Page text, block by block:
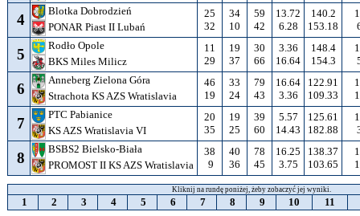
4
Blotka Dobrodzień
PONAR Piast II Lubań
25
32
34
10
59
42
13.72
6.28
140.2
153.18
5
Rodło Opole
BKS Miles Milicz
11
29
19
37
30
66
3.36
16.64
148.4
154.3
6
Anneberg Zielona Góra
Strachota KS AZS Wratislavia
46
19
33
24
79
43
16.64
3.36
122.91
109.33
7
PTC Pabianice
KS AZS Wratislavia VI
20
35
19
25
39
60
5.57
14.43
125.61
182.88
8
BSBS2 Bielsko-Biała
PROMOST II KS AZS Wratislavia
38
9
40
36
78
45
16.25
3.75
138.37
103.65
Kliknij na rundę poniżej, żeby zobaczyć jej wyniki.
1 2 3 4 5 6 7 8 9 10 11